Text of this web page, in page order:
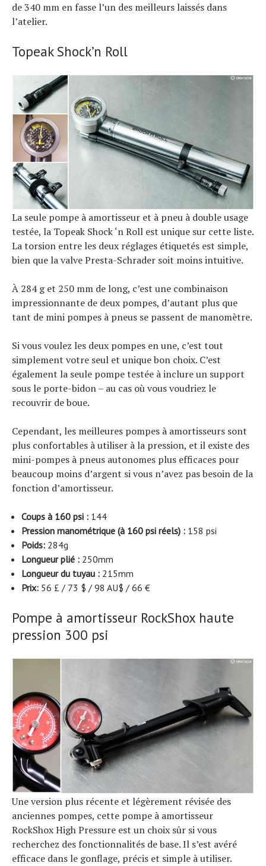
de 340 mm en fasse l’un des meilleurs laissés dans
l’atelier.
Topeak Shock’n Roll
La seule pompe à amortisseur et à pneu à double usage
testée, la Topeak Shock ‘n Roll est unique sur cette liste.
La torsion entre les deux réglages étiquetés est simple,
bien que la valve Presta-Schrader soit moins intuitive.
À 284 g et 250 mm de long, c’est une combinaison
impressionnante de deux pompes, d’autant plus que
tant de mini pompes à pneus se passent de manomètre.
Si vous voulez les deux pompes en une, c’est tout
simplement votre seul et unique bon choix. C’est
également la seule pompe testée à inclure un support
sous le porte-bidon – au cas où vous voudriez le
recouvrir de boue.
Cependant, les meilleures pompes à amortisseurs sont
plus confortables à utiliser à la pression, et il existe des
mini-pompes à pneus autonomes plus efficaces pour
beaucoup moins d’argent si vous n’avez pas besoin de la
fonction d’amortisseur.
Coups à 160 psi : 144
Pression manométrique (à 160 psi réels) : 158 psi
Poids: 284g
Longueur plié : 250mm
Longueur du tuyau : 215mm
Prix: 56 £ / 73 $ / 98 AU$ / 66 €
Pompe à amortisseur RockShox haute
pression 300 psi
Une version plus récente et légèrement révisée des
anciennes pompes, cette pompe à amortisseur
RockShox High Pressure est un choix sûr si vous
recherchez des fonctionnalités de base. Il s’est avéré
efficace dans le gonflage, précis et simple à utiliser.